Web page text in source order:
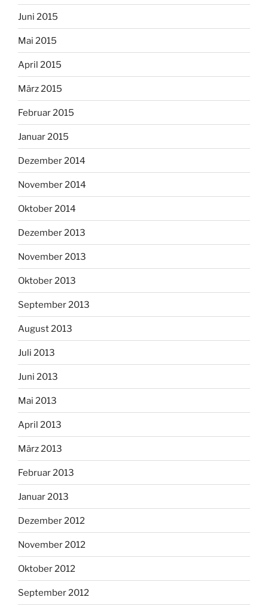
Juni 2015
Mai 2015
April 2015
März 2015
Februar 2015
Januar 2015
Dezember 2014
November 2014
Oktober 2014
Dezember 2013
November 2013
Oktober 2013
September 2013
August 2013
Juli 2013
Juni 2013
Mai 2013
April 2013
März 2013
Februar 2013
Januar 2013
Dezember 2012
November 2012
Oktober 2012
September 2012